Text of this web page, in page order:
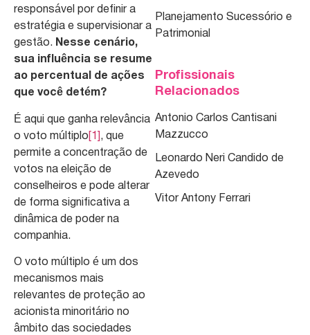
responsável por definir a
estratégia e supervisionar a
gestão. Nesse cenário,
sua influência se resume
ao percentual de ações
que você detém?
É aqui que ganha relevância
o voto múltiplo [1] , que
permite a concentração de
votos na eleição de
conselheiros e pode alterar
de forma significativa a
dinâmica de poder na
companhia.
O voto múltiplo é um dos
mecanismos mais
relevantes de proteção ao
acionista minoritário no
âmbito das sociedades
Planejamento Sucessório e
Patrimonial
Profissionais
Relacionados
Antonio Carlos Cantisani
Mazzucco
Leonardo Neri Candido de
Azevedo
Vitor Antony Ferrari